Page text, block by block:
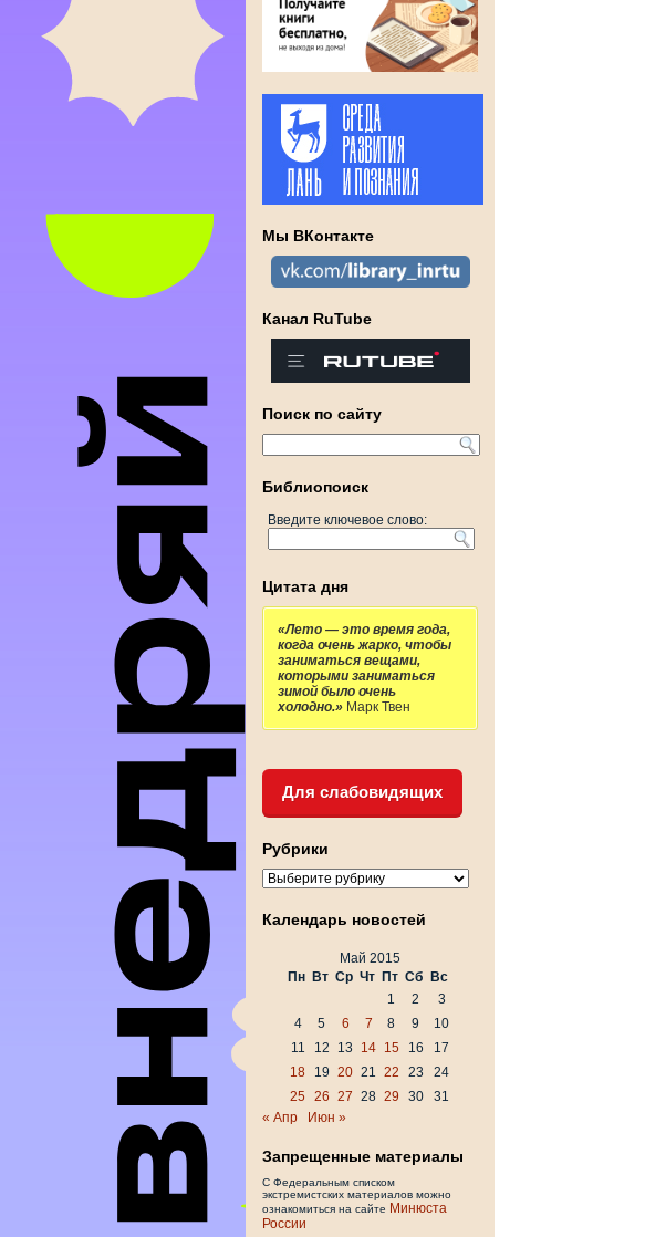
Мы ВКонтакте
Канал RuTube
Поиск по сайту
Библиопоиск
Введите ключевое слово:
Цитата дня
«Лето — это время года,
когда очень жарко, чтобы
заниматься вещами,
которыми заниматься
зимой было очень
холодно.» Марк Твен
Для слабовидящих
Рубрики
Рубрики
Календарь новостей
Май 2015
Пн Вт Ср Чт Пт Сб
Вс
1
2
3
4
5 6 7 8 9
10
11
12 13 14 15 16
17
18
19 20 21 22 23
24
25
26 27 28 29 30
31
« Апр
Июн »
Запрещенные материалы
С Федеральным списком
экстремистских материалов можно
ознакомиться на сайте Минюста
России